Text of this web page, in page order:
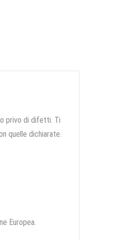
privo di difetti. Ti
quelle dichiarate.
Europea.